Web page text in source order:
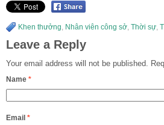
Khen thưởng, Nhân viên công sở, Thời sự,
Leave a Reply
Your email address will not be published.
Name *
Email *